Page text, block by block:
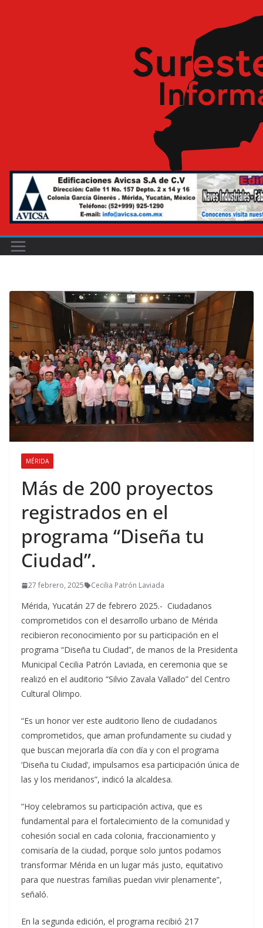
MÉRIDA
Más de 200 proyectos
registrados en el
programa “Diseña tu
Ciudad”.
27 febrero, 2025 Cecilia Patrón Laviada
Mérida, Yucatán 27 de febrero 2025.- Ciudadanos
comprometidos con el desarrollo urbano de Mérida
recibieron reconocimiento por su participación en el
programa “Diseña tu Ciudad”, de manos de la Presidenta
Municipal Cecilia Patrón Laviada, en ceremonia que se
realizó en el auditorio “Silvio Zavala Vallado” del Centro
Cultural Olimpo.
“Es un honor ver este auditorio lleno de ciudadanos
comprometidos, que aman profundamente su ciudad y
que buscan mejorarla día con día y con el programa
‘Diseña tu Ciudad’, impulsamos esa participación única de
las y los meridanos”, indicó la alcaldesa.
“Hoy celebramos su participación activa, que es
fundamental para el fortalecimiento de la comunidad y
cohesión social en cada colonia, fraccionamiento y
comisaría de la ciudad, porque solo juntos podamos
transformar Mérida en un lugar más justo, equitativo
para que nuestras familias puedan vivir plenamente”,
señaló.
En la segunda edición, el programa recibió 217